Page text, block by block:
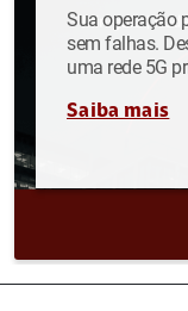
Sua operação
sem falhas.
uma rede 5G
Saiba mais